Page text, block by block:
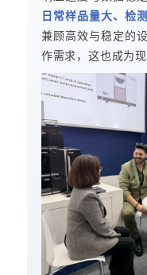
日常样品量大、检
兼顾高效与稳定的
作需求，这也成为